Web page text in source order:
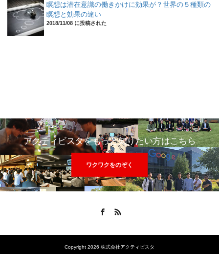
瞑想は潜在意識の働きかけに効果が？世界の５種類の
瞑想と効果の違い
2018/11/08 に投稿された
アクティビスタをもっと知りたい方はこちら
ワクワクをのぞく
Facebook
Copyright 2026 株式会社アクティビスタ